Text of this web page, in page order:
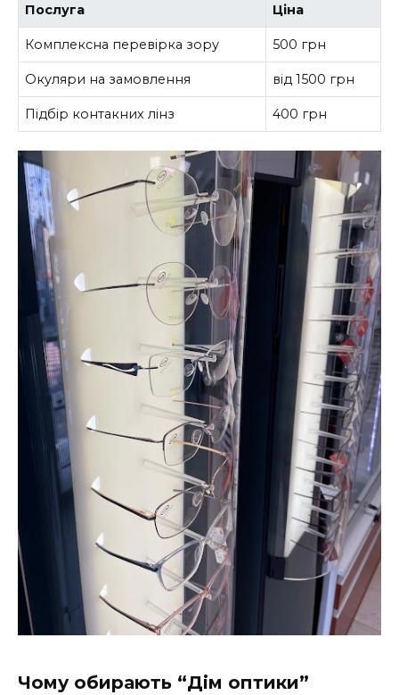
Послуга Ціна
Комплексна перевірка зору 500 грн
Окуляри на замовлення від 1500 грн
Підбір контакних лінз 400 грн
Чому обирають “Дім оптики”